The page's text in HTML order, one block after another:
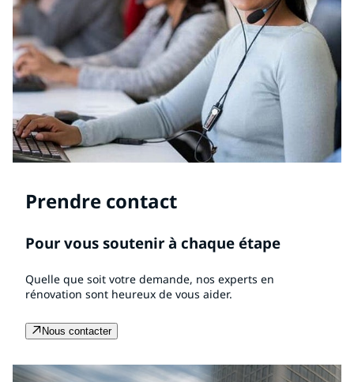
Prendre contact
Pour vous soutenir à chaque étape
Quelle que soit votre demande, nos experts en
rénovation sont heureux de vous aider.
Nous contacter